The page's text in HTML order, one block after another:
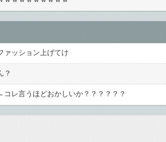
ァッション上げてけ
？
レ言うほどおかしいか？？？？？？